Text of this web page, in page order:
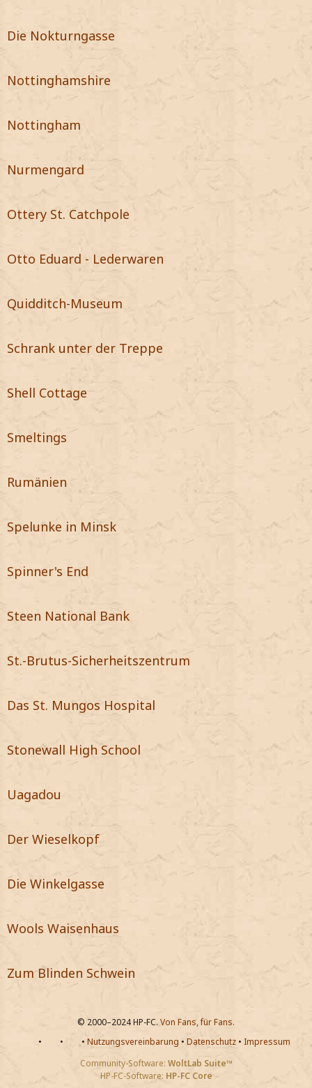
Die Nokturngasse
Nottinghamshire
Nottingham
Nurmengard
Ottery St. Catchpole
Otto Eduard - Lederwaren
Quidditch-Museum
Schrank unter der Treppe
Shell Cottage
Smeltings
Rumänien
Spelunke in Minsk
Spinner's End
Steen National Bank
St.-Brutus-Sicherheitszentrum
Das St. Mungos Hospital
Stonewall High School
Uagadou
Der Wieselkopf
Die Winkelgasse
Wools Waisenhaus
Zum Blinden Schwein
© 2000–2024 HP-FC. Von Fans, für Fans.
•
• • Nutzungsvereinbarung • Datenschutz• Impressum
Community-Software: WoltLab Suite™
HP-FC-Software: HP-FC Core